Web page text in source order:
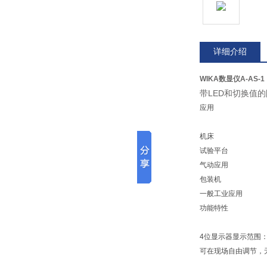
详细介绍
WIKA数显仪A-AS-1
带LED和切换值
应用
机床
试验平台
气动应用
包装机
一般工业应用
功能特性
4位显示器显示范围
可在现场自由调节，